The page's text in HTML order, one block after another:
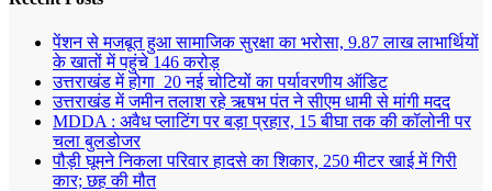
पेंशन से मजबूत हुआ सामाजिक सुरक्षा का भरोसा, 9.87 लाख लाभार्थियों
के खातों में पहुंचे 146 करोड़
उत्तराखंड में होगा 20 नई चोटियों का पर्यावरणीय ऑडिट
उत्तराखंड में जमीन तलाश रहे ऋषभ पंत ने सीएम धामी से मांगी मदद
MDDA : अवैध प्लाटिंग पर बड़ा प्रहार, 15 बीघा तक की कॉलोनी पर
चला बुलडोजर
पौड़ी घूमने निकला परिवार हादसे का शिकार, 250 मीटर खाई में गिरी
कार; छह की मौत